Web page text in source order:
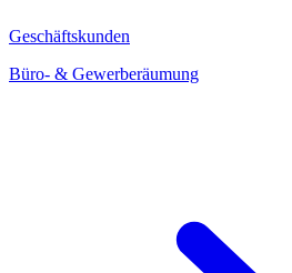
Geschäftskunden
Büro- & Gewerberäumung